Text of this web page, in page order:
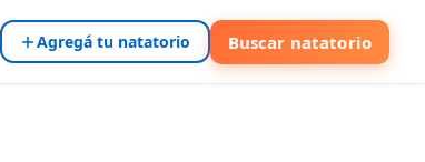
Agregá tu natatorio Buscar natatorio